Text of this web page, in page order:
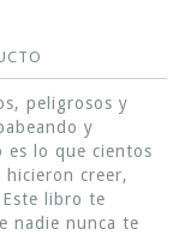
peligrosos y
y
es lo que cientos
hicieron creer,
libro te
nadie nunca te